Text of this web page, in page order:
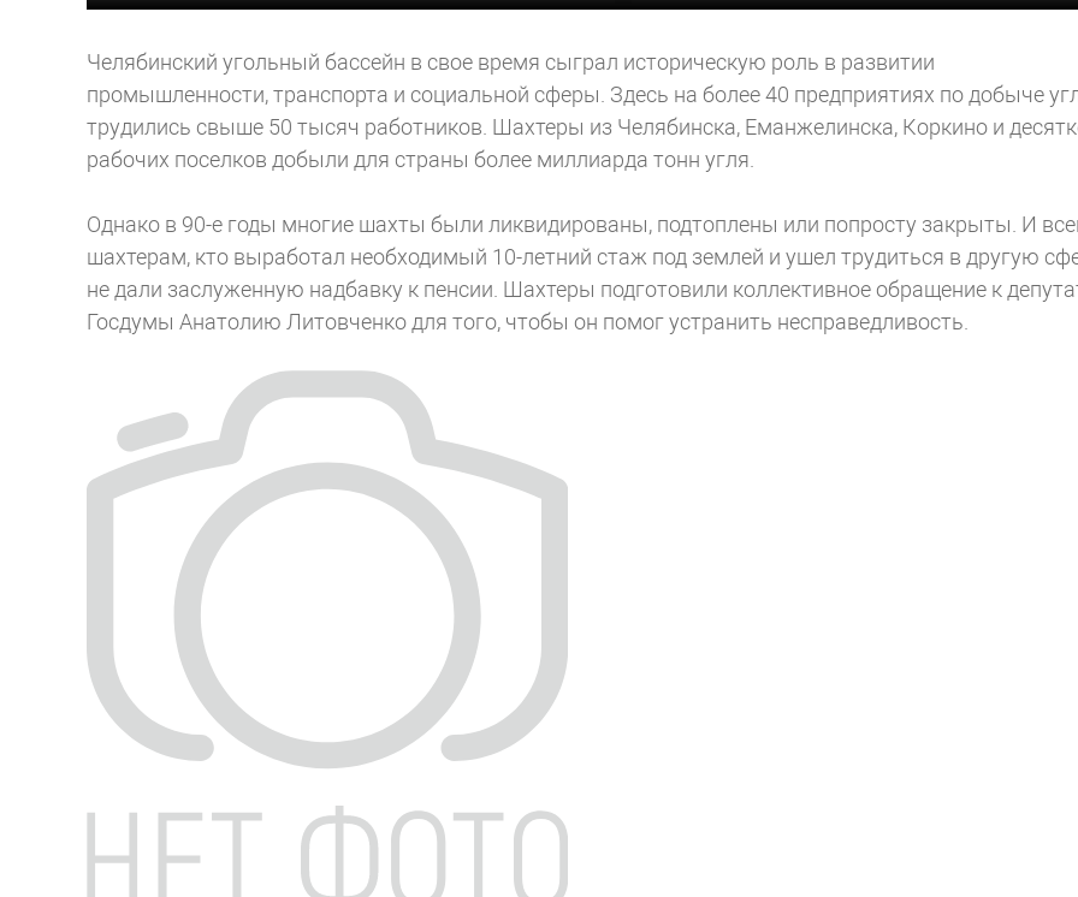
Челябинский угольный бассейн в свое время сыграл историческую роль в развитии
промышленности, транспорта и социальной сферы. Здесь на более 40 предприятиях по добыче
трудились свыше 50 тысяч работников. Шахтеры из Челябинска, Еманжелинска, Коркино и
рабочих поселков добыли для страны более миллиарда тонн угля.
Однако в 90-е годы многие шахты были ликвидированы, подтоплены или попросту закрыты. И
шахтерам, кто выработал необходимый 10-летний стаж под землей и ушел трудиться в другую
не дали заслуженную надбавку к пенсии. Шахтеры подготовили коллективное обращение к
Госдумы Анатолию Литовченко для того, чтобы он помог устранить несправедливость.